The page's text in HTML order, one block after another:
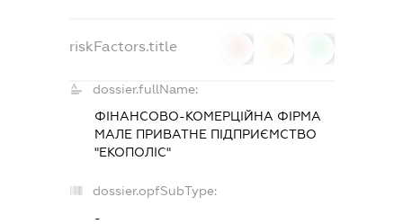
riskFactors.title
dossier.fullName:
ФІНАНСОВО-КОМЕРЦІЙНА ФІРМА
МАЛЕ ПРИВАТНЕ ПІДПРИЄМСТВО
"ЕКОПОЛІС"
dossier.opfSubType:
-